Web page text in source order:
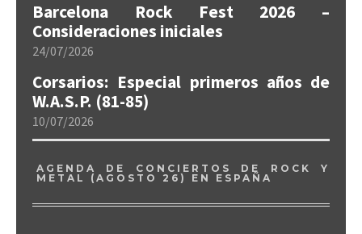
Barcelona Rock Fest 2026 –
Consideraciones iniciales
24/07/2026
Corsarios: Especial primeros años de
W.A.S.P. (81-85)
10/07/2026
AGENDA DE CONCIERTOS DE ROCK Y
METAL (AGOSTO 26) EN ESPAÑA